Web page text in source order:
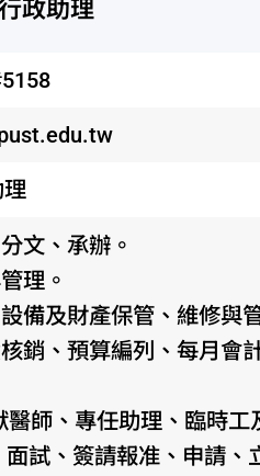
政助理
理
文、承辦。
理。
備及財產保管、維修與
銷、預算編列、每月會
醫師、專任助理、臨時工
試、簽請報准、申請、